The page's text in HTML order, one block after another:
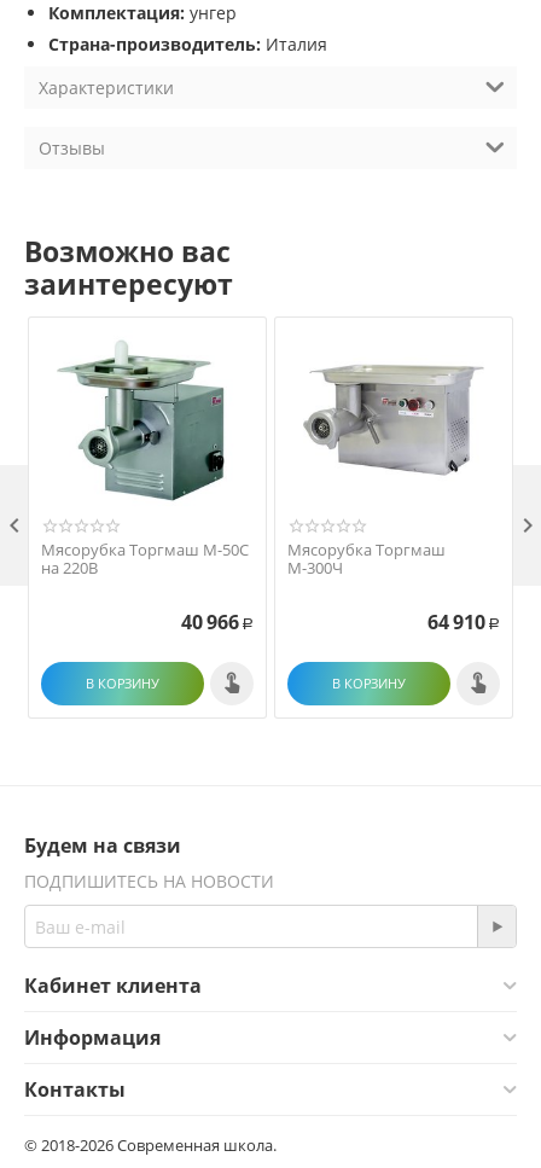
Комплектация: унгер
Страна-производитель: Италия
Характеристики
Отзывы
Возможно вас
заинтересуют
Мясорубка Торгмаш М-50С
на 220В
40 966 Р
В КОРЗИНУ
Мясорубка Торгмаш
М-300Ч
64 910 Р
В КОРЗИНУ
 
Будем на связи
ПОДПИШИТЕСЬ НА НОВОСТИ
Кабинет клиента
Информация
Контакты
© 2018-2026 Современная школа.